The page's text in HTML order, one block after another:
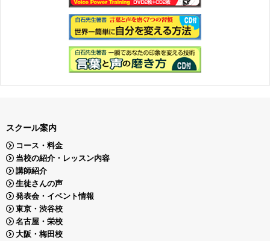
スクール案内
コース・料金
当校の紹介・レッスン内容
講師紹介
生徒さんの声
発表会・イベント情報
東京・渋谷校
名古屋・栄校
大阪・梅田校